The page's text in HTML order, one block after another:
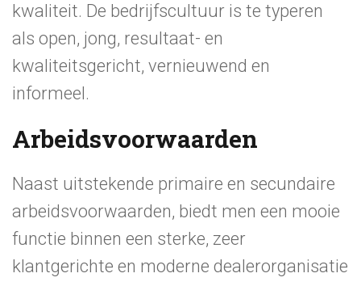
kwaliteit. De bedrijfscultuur is te typeren
als open, jong, resultaat- en
kwaliteitsgericht, vernieuwend en
informeel.
Arbeidsvoorwaarden
Naast uitstekende primaire en secundaire
arbeidsvoorwaarden, biedt men een mooie
functie binnen een sterke, zeer
klantgerichte en moderne dealerorganisatie